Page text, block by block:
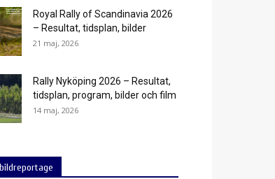
Royal Rally of Scandinavia 2026
– Resultat, tidsplan, bilder
21 maj, 2026
Rally Nyköping 2026 – Resultat,
tidsplan, program, bilder och film
14 maj, 2026